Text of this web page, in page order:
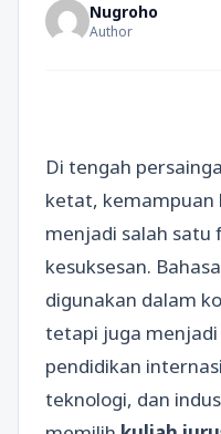
Nugroho
Author
Di tengah
ketat, kemampuan
menjadi salah
kesuksesan.
digunakan dalam
tetapi juga
pendidikan
teknologi, dan